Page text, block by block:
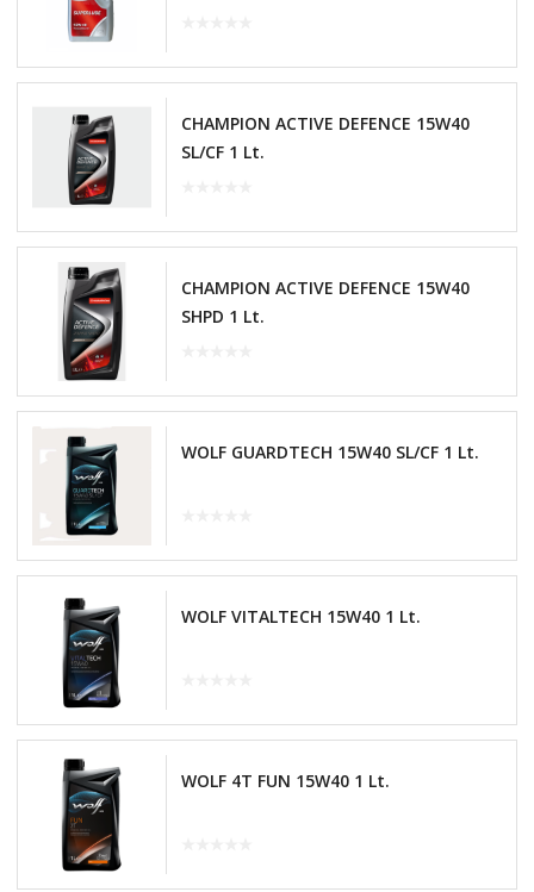
CHAMPION ACTIVE DEFENCE 15W40
SL/CF 1 Lt.
CHAMPION ACTIVE DEFENCE 15W40
SHPD 1 Lt.
WOLF GUARDTECH 15W40 SL/CF 1 Lt.
WOLF VITALTECH 15W40 1 Lt.
WOLF 4T FUN 15W40 1 Lt.